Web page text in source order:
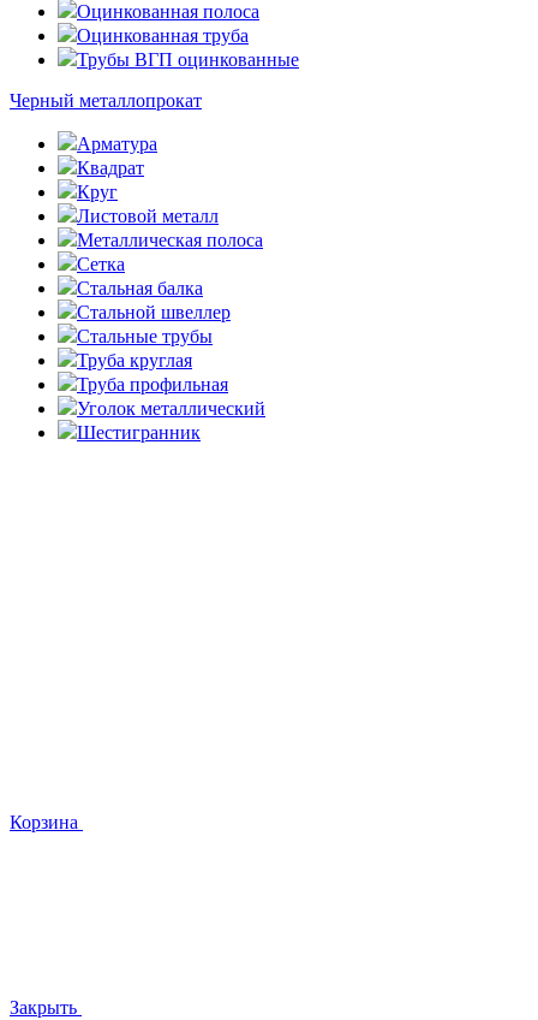
Оцинкованная полоса
Оцинкованная труба
Трубы ВГП оцинкованные
Черный металлопрокат
Арматура
Квадрат
Круг
Листовой металл
Металлическая полоса
Сетка
Стальная балка
Стальной швеллер
Стальные трубы
Труба круглая
Труба профильная
Уголок металлический
Шестигранник
Корзина
Закрыть